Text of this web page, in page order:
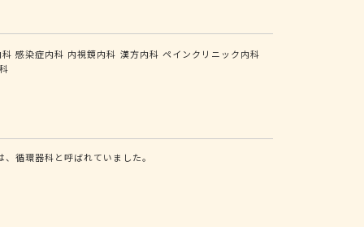
感染症内科 内視鏡内科 漢方内科 ペインクリニック内科
循環器科と呼ばれていました。